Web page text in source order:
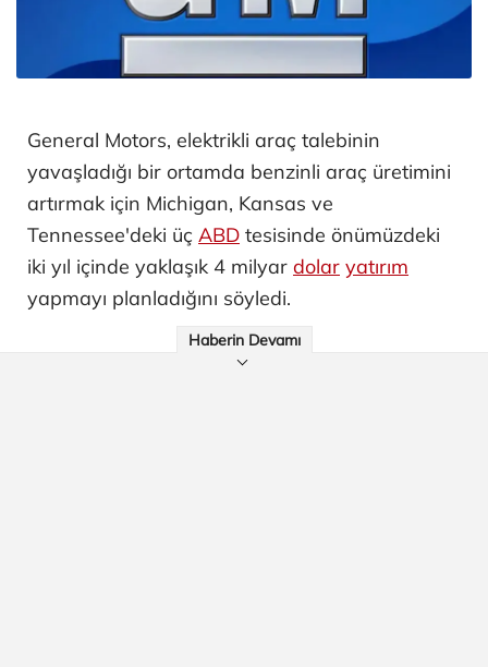
General Motors, elektrikli araç talebinin
yavaşladığı bir ortamda benzinli araç üretimini
artırmak için Michigan, Kansas ve
Tennessee'deki üç ABD tesisinde önümüzdeki
iki yıl içinde yaklaşık 4 milyar dolar yatırım
yapmayı planladığını söyledi.
Haberin Devamı